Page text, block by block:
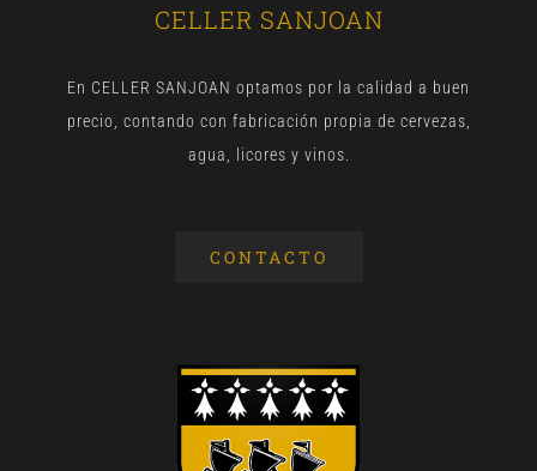
CELLER SANJOAN
En CELLER SANJOAN optamos por la calidad a buen
precio, contando con fabricación propia de cervezas,
agua, licores y vinos.
CONTACTO